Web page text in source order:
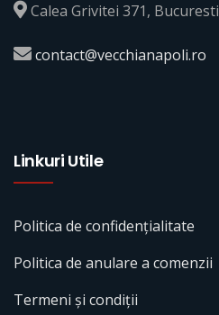
Linkuri Utile
Politica de confidențialitate
Politica de anulare a comenzii
Termeni și condiții
Calea Grivitei 371, Bucuresti
contact@vecchianapoli.ro